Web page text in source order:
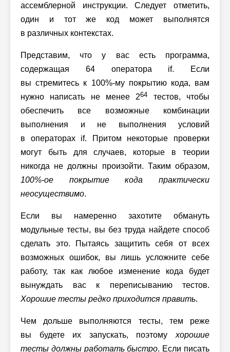
ассемблерной инструкции. Следует отметить,
один и тот же код может выполнятся
в различных контекстах.
Представим, что у вас есть программа,
содержащая 64 оператора if. Если
вы стремитесь к 100%-мупокрытию кода, вам
нужно написать не менее 264 тестов, чтобы
обеспечить все возможные комбинации
выполнения и не выполнения условий
в операторах if. Притом некоторые проверки
могут быть для случаев, которые в теории
никогда не должны произойти. Таким образом,
100%-ое покрытие кода практически
неосуществимо.
Если вы намеренно захотите обмануть
модульные тесты, вы без труда найдете способ
сделать это. Пытаясь защитить себя от всех
возможных ошибок, вы лишь усложните себе
работу, так как любое изменение кода будет
вынуждать вас к переписыванию тестов.
Хорошие тесты редко приходится править.
Чем дольше выполняются тесты, тем реже
вы будете их запускать, поэтому хорошие
тесты должны работать быстро. Если писать